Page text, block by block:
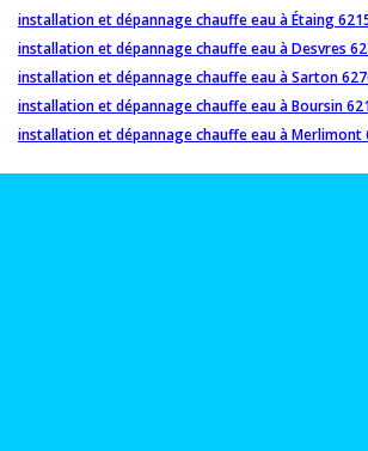
installation et dépannage chauffe eau à Étaing
installation et dépannage chauffe eau à Desvres
installation et dépannage chauffe eau à Sarton
installation et dépannage chauffe eau à Boursin
installation et dépannage chauffe eau à Merlimont